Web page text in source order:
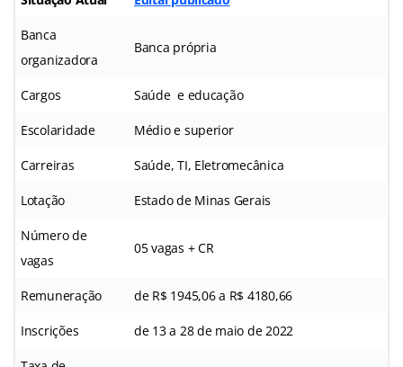
Banca
organizadora
Banca própria
Cargos Saúde e educação
Escolaridade Médio e superior
Carreiras Saúde, TI, Eletromecânica
Lotação Estado de Minas Gerais
Número de
vagas
05 vagas + CR
Remuneração de R$ 1945,06 a R$ 4180,66
Inscrições de 13 a 28 de maio de 2022